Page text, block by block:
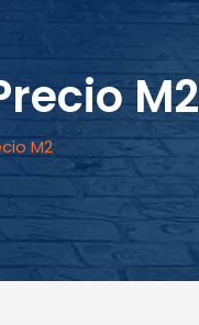
M2
M2